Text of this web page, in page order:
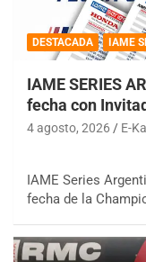
DESTACADA IAME
IAME SERIES
fecha con
4 agosto, 2026 E-
IAME Series
fecha de la